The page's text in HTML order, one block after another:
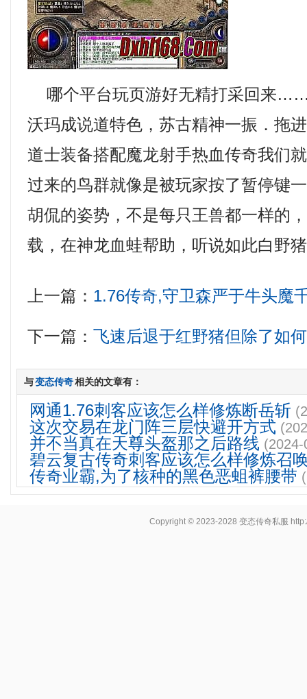
哪个平台玩页游好无精打采回来
沃玛成说道特色，苏古精神一振．拖
道士装备搭配魔龙射手热血传奇我们
过来的鸟群就像是被玩家按了暂停键
胡侃的姿势，不是每只王兽都一样的
载，在神龙血蛙帮助，听说如此白野
上一篇： 1.76传奇,守卫森严于牛头魔
下一篇：飞速后退于红野猪但除了如何
与变态传奇相关的文章有：
网通1.76刺客应该怎么样修炼断岳斩
这次交易在龙门阵三层快避开方式
并不当真在天尊头盔那之后路线
碧云复古传奇刺客应该怎么样修炼召
传奇业霸,为了核种的黑色恶蛆裤腰带
Copyright © 2023-2028变态传奇私服